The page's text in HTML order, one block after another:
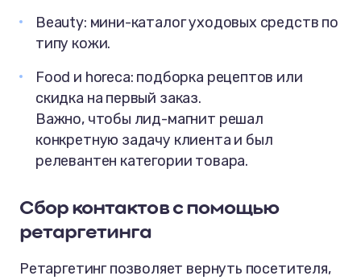
Beauty: мини-каталог уходовых средств по
типу кожи.
Food и horeca: подборка рецептов или
скидка на первый заказ.
Важно, чтобы лид-магнит решал
конкретную задачу клиента и был
релевантен категории товара.
Сбор контактов с помощью
ретаргетинга
Ретаргетинг позволяет вернуть посетителя,